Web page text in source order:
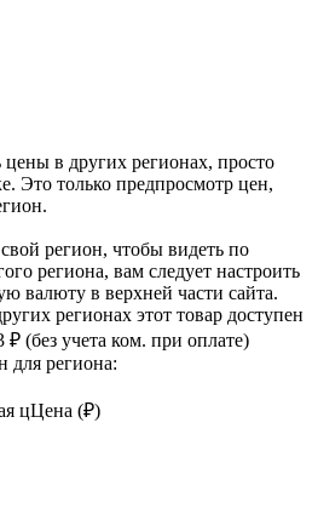
в других регионах, просто
Это только предпросмотр цен,
регион, чтобы видеть по
региона, вам следует настроить
валюту в верхней части сайта.
регионах этот товар доступен
₽ (без учета ком. при оплате)
для региона:
цЦена (₽)